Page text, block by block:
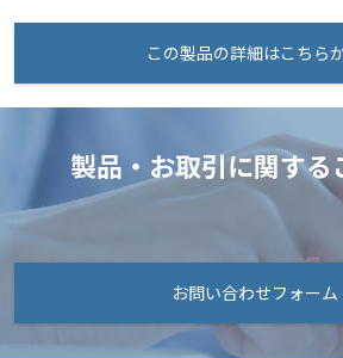
この製品の詳細はこちら
製品・お取引に関する
お問い合わせフォーム